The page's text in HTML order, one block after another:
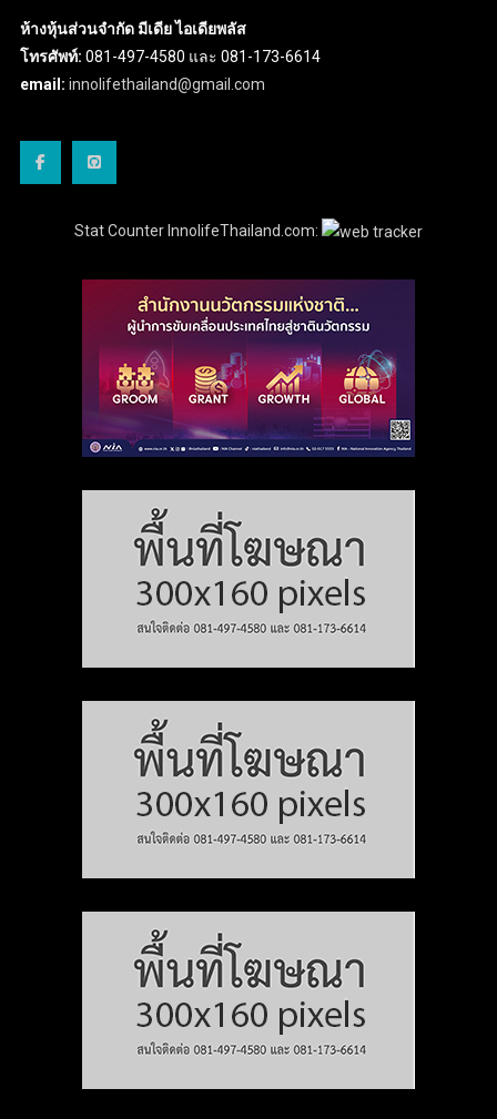
ห้างหุ้นส่วนจำกัด มีเดีย ไอเดียพลัส
โทรศัพท์: 081-497-4580 และ 081-173-6614
email: innolifethailand@gmail.com
Stat Counter InnolifeThailand.com: